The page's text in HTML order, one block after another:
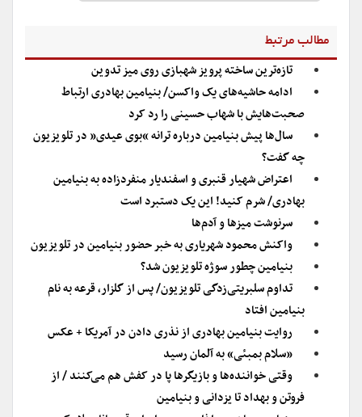
مطالب مرتبط
تازه‌ترین ساخته پرویز شهبازی روی میز تدوین
ادامه حاشیه‌های یک واکسن/ بنیامین بهادری ارتباط
صحبت‌هایش با شهاب حسینی را رد کرد
سال‌ها پیش بنیامین درباره ترانه “بوی عیدی” در تلویزیون
چه گفت؟
اعتراض شهیار قنبری و اسفندیار منفردزاده به بنیامین
بهادری/ شرم کنید! این یک دستبرد است
سرنوشت میزها و آدم‌ها
واکنش محمود شهریاری به خبر حضور بنیامین در تلویزیون
بنیامین چطور سوژه تلویزیون شد؟
تداوم سلبریتی‌زدگی تلویزیون/ پس از گلزار، قرعه به نام
بنیامین افتاد
روایت بنیامین بهادری از نذری دادن در آمریکا + عکس
«سلام بمبئی» به آلمان رسید
وقتی خواننده‌ها و بازیگرها پا در کفش هم می‌کنند / از
فروتن و بهداد تا یزدانی و بنیامین